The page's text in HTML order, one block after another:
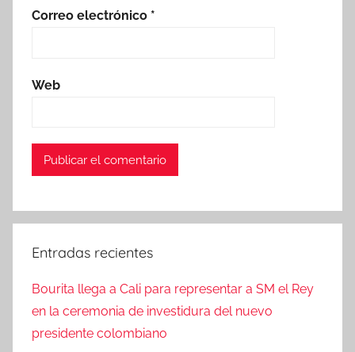
Correo electrónico *
Web
Entradas recientes
Bourita llega a Cali para representar a SM el Rey
en la ceremonia de investidura del nuevo
presidente colombiano